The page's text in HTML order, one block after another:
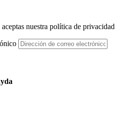
nuestra política de privacidad